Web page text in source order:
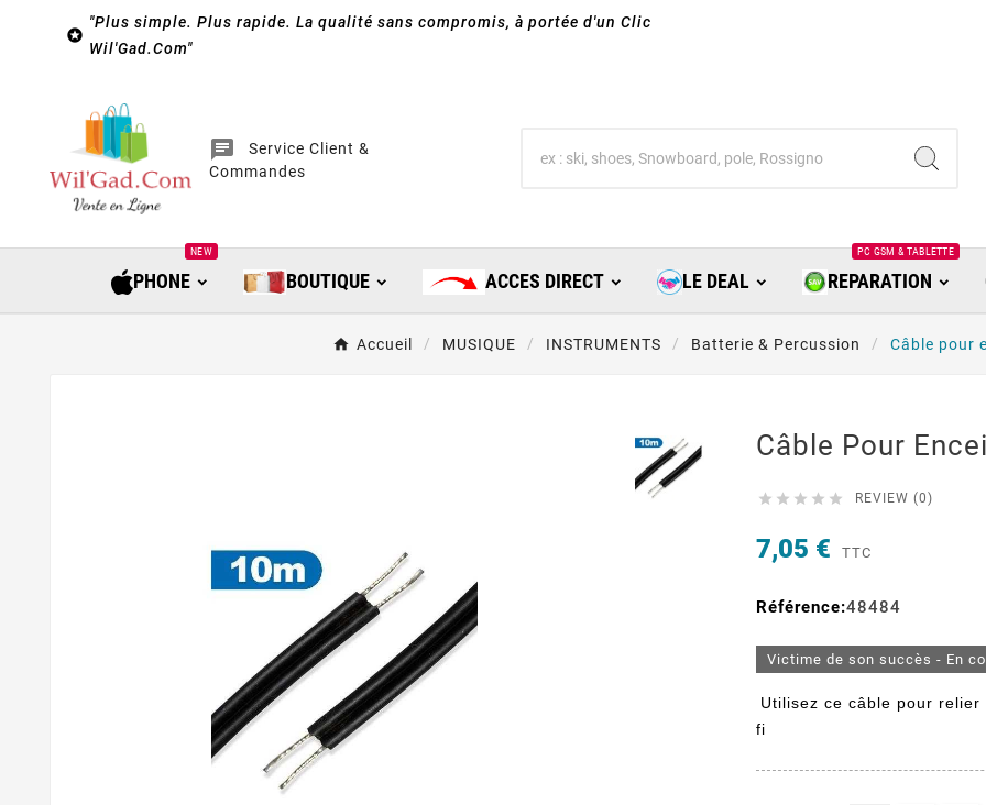

"Plus simple. Plus rapide. La qualité sans compromis, à portée d'un Clic
Wil'Gad.Com"
chat
Service Client &
Commandes
PHONE
NEW
BOUTIQUE ACCES DIRECT LE DEAL REPARATION
PC GSM & TABLETTE
Accueil MUSIQUE INSTRUMENTS Batterie & Percussion Câble pour
Câble Pour
     REVIEW (0)
7,05 € TTC
Référence:48484
Victime de son succès - En
Utilisez ce câble pour
fi